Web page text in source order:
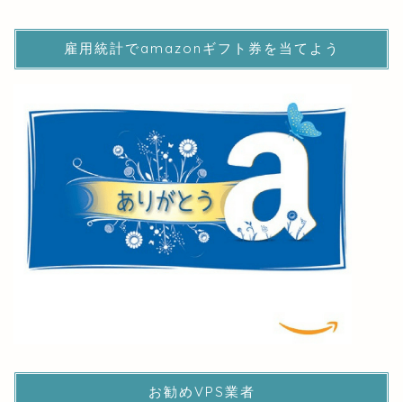
雇用統計でamazonギフト券を当てよう
お勧めVPS業者